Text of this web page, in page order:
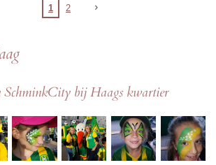
1 2
SchminkCity bij Haags kwartier